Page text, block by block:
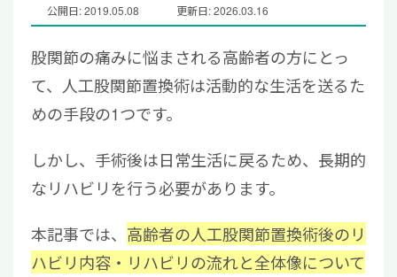
公開日: 2019.05.08 更新日: 2026.03.16
股関節の痛みに悩まされる高齢者の方にとっ
て、人工股関節置換術は活動的な生活を送るた
めの手段の1つです。
しかし、手術後は日常生活に戻るため、長期的
なリハビリを行う必要があります。
本記事では、 高齢者の人工股関節置換術後のリ
ハビリ内容・リハビリの流れと全体像について